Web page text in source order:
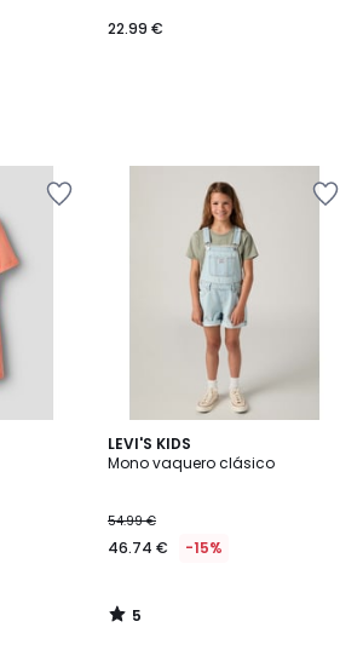
22.99 €
LEVI'S KIDS
Mono vaquero clásico
54.99 €
46.74 € -15%
5
/
5
/